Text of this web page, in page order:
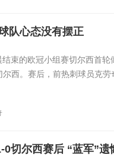
队心态没有摆正
束的欧冠小组赛切尔西首
西。赛后，前热刺球员克
0切尔西赛后 “蓝军”遗